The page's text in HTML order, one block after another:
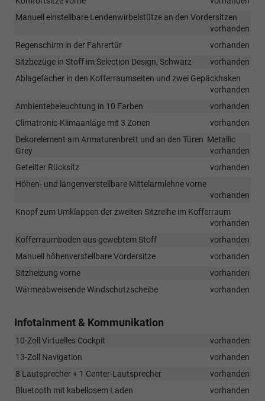
Manuell einstellbare Lendenwirbelstütze an den Vordersitzen
vorhanden
Regenschirm in der Fahrertür
vorhanden
Sitzbezüge in Stoff im Selection Design, Schwarz
vorhanden
Ablagefächer in den Kofferraumseiten und zwei Gepäckhaken
vorhanden
Ambientebeleuchtung in 10 Farben
vorhanden
Climatronic-Klimaanlage mit 3 Zonen
vorhanden
Dekorelement am Armaturenbrett und an den Türen  Metallic
Grey
vorhanden
Geteilter Rücksitz
vorhanden
Höhen- und längenverstellbare Mittelarmlehne vorne
vorhanden
Knopf zum Umklappen der zweiten Sitzreihe im Kofferraum
vorhanden
Kofferraumboden aus gewebtem Stoff
vorhanden
Manuell höhenverstellbare Vordersitze
vorhanden
Sitzheizung vorne
vorhanden
Wärmeabweisende Windschutzscheibe
vorhanden
Infotainment & Kommunikation
10-Zoll Virtuelles Cockpit
vorhanden
13-Zoll Navigation
vorhanden
8 Lautsprecher + 1 Center-Lautsprecher
vorhanden
Bluetooth mit kabellosem Laden
vorhanden